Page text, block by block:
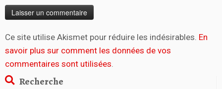
Ce site utilise Akismet pour réduire les indésirables. En
savoir plus sur comment les données de vos
commentaires sont utilisées.
Recherche